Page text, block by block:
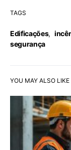
TAGS
Edificações,
segurança
YOU MAY ALSO LIKE